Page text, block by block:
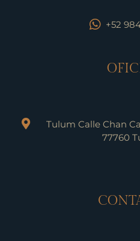
+52
Tulum Calle Chan
77760